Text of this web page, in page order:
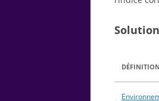
DÉFINITION